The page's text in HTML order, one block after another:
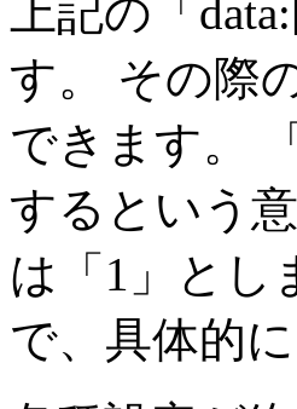
上記の「
す。 その際
できます。
するという
は「1」とし
で、具体的